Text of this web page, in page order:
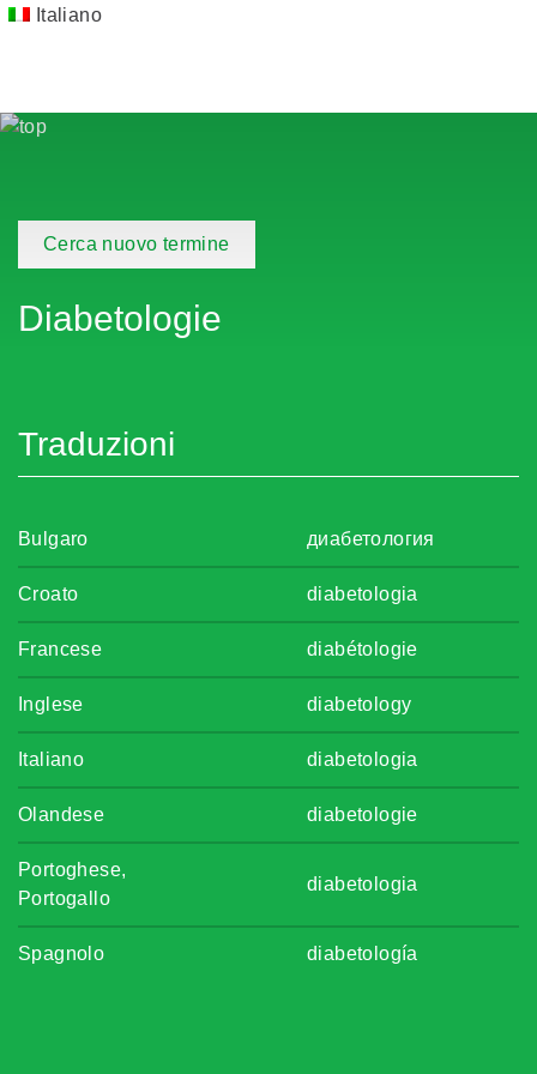
Italiano
Cerca nuovo termine
Diabetologie
Traduzioni
Bulgaro диабетология
Croato diabetologia
Francese diabétologie
Inglese diabetology
Italiano diabetologia
Olandese diabetologie
Portoghese,
Portogallo
diabetologia
Spagnolo diabetología